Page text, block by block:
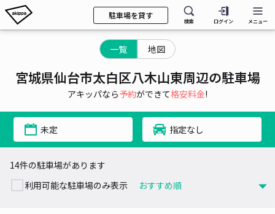
駐車場を貸す
検索 ログイン メニュー
一覧 地図
宮城県仙台市太白区八木山東周辺の駐車場
アキッパなら予約ができて格安料金!
未定 指定なし
14件の駐車場があります
利用可能な駐車場のみ表示